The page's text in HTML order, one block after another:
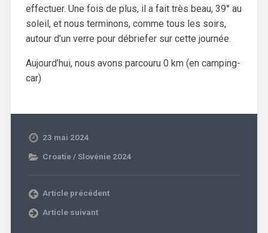
effectuer. Une fois de plus, il a fait très beau, 39° au
soleil, et nous terminons, comme tous les soirs,
autour d’un verre pour débriefer sur cette journée.
Aujourd’hui, nous avons parcouru 0 km (en camping-
car)
23 mai 2024
Croatie / Slovénie 2024
Article précédent
Article suivant